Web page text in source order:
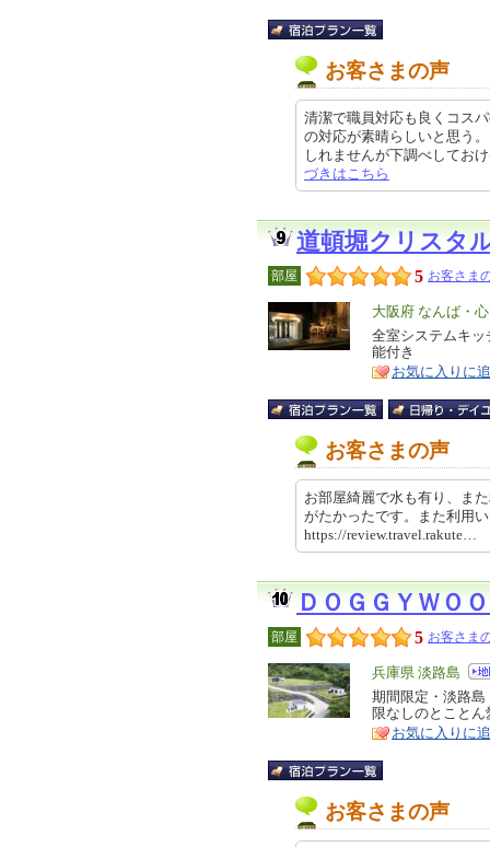
お客さまの声
清潔で職員対応も良くコス
の対応が素晴らしいと思う
しれませんが下調べしてお
づきはこちら
道頓堀クリスタ
部屋 5 お客さま
エ
リ
ア
大阪府 なんば・
特
徴
全室システムキ
能付き
お気に入りに
お客さまの声
お部屋綺麗で水も有り、ま
がたかったです。また利用
https://review.travel.rakute…
ＤＯＧＧＹＷＯ
部屋 5 お客さま
エ
リ
ア
兵庫県 淡路島
特
徴
期間限定・淡路
限なしのとこと
お気に入りに
お客さまの声